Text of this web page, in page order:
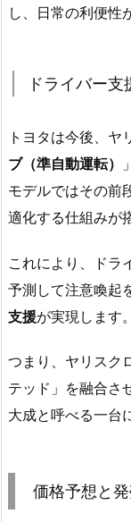
し、日常の利便性
ドライバー
トヨタは今後、ヤ
ブ（準自動運転）
モデルではその前
適化する仕組みが
これにより、ドラ
予測して注意喚起
支援が実現します。
つまり、ヤリスク
テッド」を融合さ
大成と呼べる一台
価格予想と